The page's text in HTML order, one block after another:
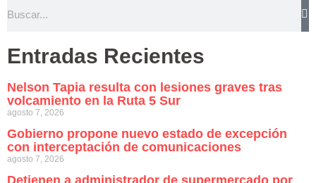
Entradas Recientes
Nelson Tapia resulta con lesiones graves tras
volcamiento en la Ruta 5 Sur
agosto 7, 2026
Gobierno propone nuevo estado de excepción
con interceptación de comunicaciones
agosto 7, 2026
Detienen a administrador de supermercado por